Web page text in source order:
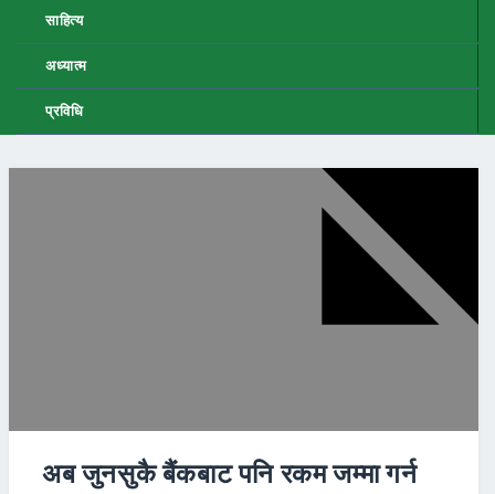
साहित्य
अध्यात्म
प्रविधि
अब जुनसुकै बैंकबाट पनि रकम जम्मा गर्न